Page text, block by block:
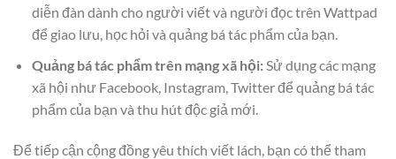
diễn đàn dành cho người viết và người đọc trên Wattpad
để giao lưu, học hỏi và quảng bá tác phẩm của bạn.
Quảng bá tác phẩm trên mạng xã hội:Sử dụng các mạng
xã hội như Facebook, Instagram, Twitter để quảng bá tác
phẩm của bạn và thu hút độc giả mới.
Để tiếp cận cộng đồng yêu thích viết lách, bạn có thể tham